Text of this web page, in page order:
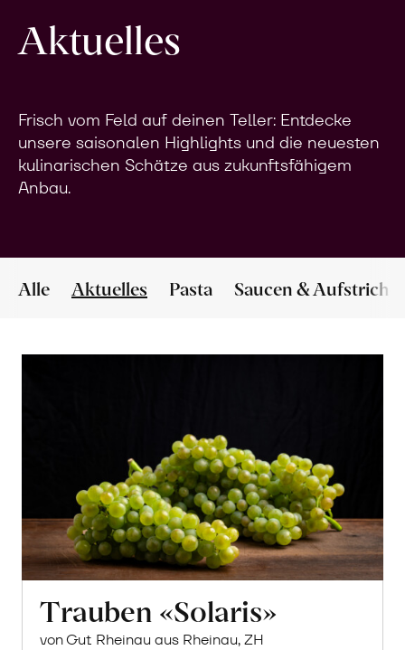
Aktuelles
Frisch vom Feld auf deinen Teller: Entdecke
unsere saisonalen Highlights und die neuesten
kulinarischen Schätze aus zukunftsfähigem
Anbau.
Alle Aktuelles Pasta Saucen & Aufstriche
Trauben «Solaris»
von Gut Rheinau aus Rheinau, ZH